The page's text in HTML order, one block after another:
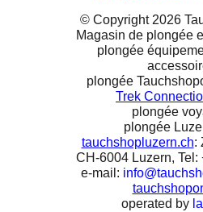
© Copyright 2026
Magasin de plongée
plongée
plongée
Trek
plongée
plongée
tauchshopluzern.ch:
CH-6004 Luzern, Tel:
e-mail:
operated by